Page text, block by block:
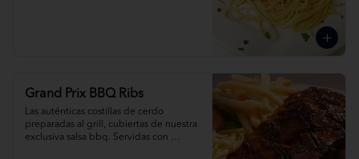
Grand Prix BBQ Ribs
Las auténticas costillas de cerdo
preparadas al grill, cubiertas de nuestra
exclusiva salsa bbq. Servidas con